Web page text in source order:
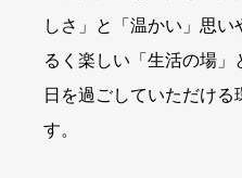
しさ」と「温かい」思
るく楽しい「生活の場
日を過ごしていただける
す。